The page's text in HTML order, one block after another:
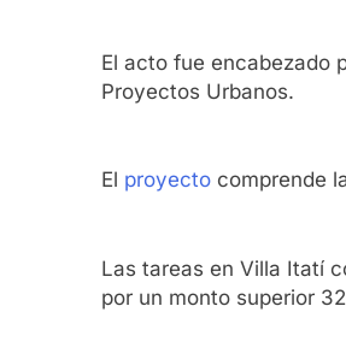
El acto fue encabezado
Proyectos Urbanos.
El proyecto comprende
Las tareas en Villa Itatí
por un monto superior